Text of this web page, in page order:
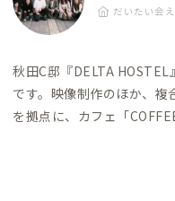
だいたい会
秋田C邸『DELTA
です。 映像制作のほか、 複
を拠点に、 カフェ「